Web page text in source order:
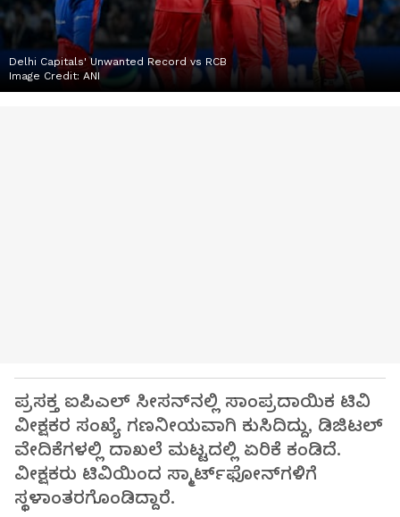
Delhi Capitals' Unwanted Record vs RCB
Image Credit: ANI
ಪ್ರಸಕ್ತ ಐಪಿಎಲ್ ಸೀಸನ್‌ನಲ್ಲಿ ಸಾಂಪ್ರದಾಯಿಕ ಟಿವಿ
ವೀಕ್ಷಕರ ಸಂಖ್ಯೆ ಗಣನೀಯವಾಗಿ ಕುಸಿದಿದ್ದು, ಡಿಜಿಟಲ್
ವೇದಿಕೆಗಳಲ್ಲಿ ದಾಖಲೆ ಮಟ್ಟದಲ್ಲಿ ಏರಿಕೆ ಕಂಡಿದೆ.
ವೀಕ್ಷಕರು ಟಿವಿಯಿಂದ ಸ್ಮಾರ್ಟ್‌ಫೋನ್‌ಗಳಿಗೆ
ಸ್ಥಳಾಂತರಗೊಂಡಿದ್ದಾರೆ.